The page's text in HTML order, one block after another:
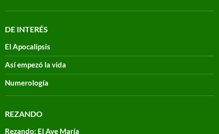
DE INTERÉS
El Apocalipsis
Así empezó la vida
Numerología
REZANDO
Rezando: El Ave María